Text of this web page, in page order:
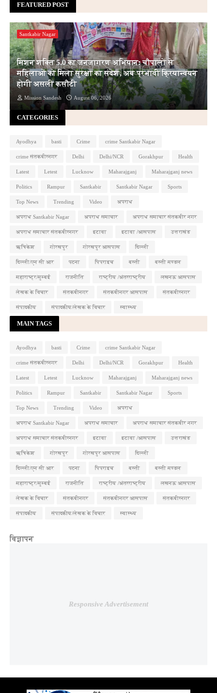
FEATURED POST
Santkabir Nagar
मिशन शक्ति 5.0 का जनजागरण अभियान: चौपालों से
महिलाओं को मिला सुरक्षा का संदेश, अब प्रभावी क्रियान्वयन
होगी असली कसौटी
Mission Sandesh August 06, 2026
CATEGORIES
Ayodhya basti Crime crime Santkabir Nagar
crime संतकबीरनगर Delhi Delhi/NCR Gorakhpur Health
Latest Letest Lucknow Maharajganj Maharajganj news
Politics Rampur Santkabir Santkabir Nagar Sports
Top News Trending Video अपराध
अपराध Santkabir Nagar अपराध समाचार अपराध समाचार संतकबीर नगर
अपराध समाचार संतकबीरनगर इटावा इटावा /आसपास उत्तराखंड
ऋषिकेश गोरखपुर गोरखपुर आसपास दिल्ली
दिल्ली/एन सी आर पटना पिपराइच बस्ती बस्ती मण्डल
महाराष्ट्र/मुम्बई राजनीति राष्ट्रीय /अंतरराष्ट्रीय लखनऊ आसपास
लेखक के विचार संतकबीनगर संतकबीनगर आसपास संतकबीरनगर
संपादकीय संपादकीय/लेखक के विचार स्वास्थ्य
MAIN TAGS
Ayodhya basti Crime crime Santkabir Nagar
crime संतकबीरनगर Delhi Delhi/NCR Gorakhpur Health
Latest Letest Lucknow Maharajganj Maharajganj news
Politics Rampur Santkabir Santkabir Nagar Sports
Top News Trending Video अपराध
अपराध Santkabir Nagar अपराध समाचार अपराध समाचार संतकबीर नगर
अपराध समाचार संतकबीरनगर इटावा इटावा /आसपास उत्तराखंड
ऋषिकेश गोरखपुर गोरखपुर आसपास दिल्ली
दिल्ली/एन सी आर पटना पिपराइच बस्ती बस्ती मण्डल
महाराष्ट्र/मुम्बई राजनीति राष्ट्रीय /अंतरराष्ट्रीय लखनऊ आसपास
लेखक के विचार संतकबीनगर संतकबीनगर आसपास संतकबीरनगर
संपादकीय संपादकीय/लेखक के विचार स्वास्थ्य
विज्ञापन
Responsive Advertisement